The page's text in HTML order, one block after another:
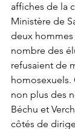
affiches de la
Ministère de
deux hommes
nombre des
refusaient de
homosexuels.
non plus des
Béchu et
côtés de